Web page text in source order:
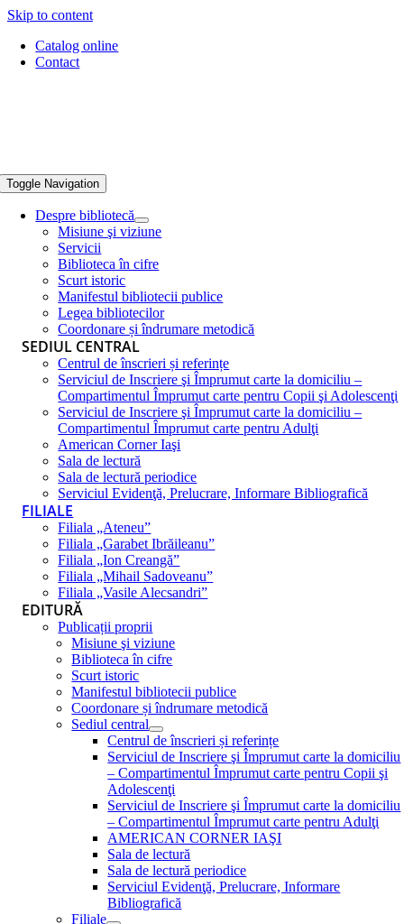
Skip to content
Catalog online
Contact
Toggle Navigation
Despre bibliotecă
Misiune şi viziune
Servicii
Biblioteca în cifre
Scurt istoric
Manifestul bibliotecii publice
Legea bibliotecilor
Coordonare și îndrumare metodică
SEDIUL CENTRAL
Centrul de înscrieri și referințe
Serviciul de Inscriere şi Împrumut carte la domiciliu –
Compartimentul Împrumut carte pentru Copii şi Adolescenţi
Serviciul de Inscriere şi Împrumut carte la domiciliu –
Compartimentul Împrumut carte pentru Adulţi
American Corner Iaşi
Sala de lectură
Sala de lectură periodice
Serviciul Evidenţă, Prelucrare, Informare Bibliografică
FILIALE
Filiala „Ateneu”
Filiala „Garabet Ibrăileanu”
Filiala „Ion Creangă”
Filiala „Mihail Sadoveanu”
Filiala „Vasile Alecsandri”
EDITURĂ
Publicații proprii
Misiune şi viziune
Biblioteca în cifre
Scurt istoric
Manifestul bibliotecii publice
Coordonare și îndrumare metodică
Sediul central
Centrul de înscrieri și referințe
Serviciul de Inscriere şi Împrumut carte la domiciliu
– Compartimentul Împrumut carte pentru Copii şi
Adolescenţi
Serviciul de Inscriere şi Împrumut carte la domiciliu
– Compartimentul Împrumut carte pentru Adulţi
AMERICAN CORNER IAŞI
Sala de lectură
Sala de lectură periodice
Serviciul Evidenţă, Prelucrare, Informare
Bibliografică
Filiale